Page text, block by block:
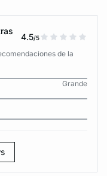
4.5/5
de la
Grande